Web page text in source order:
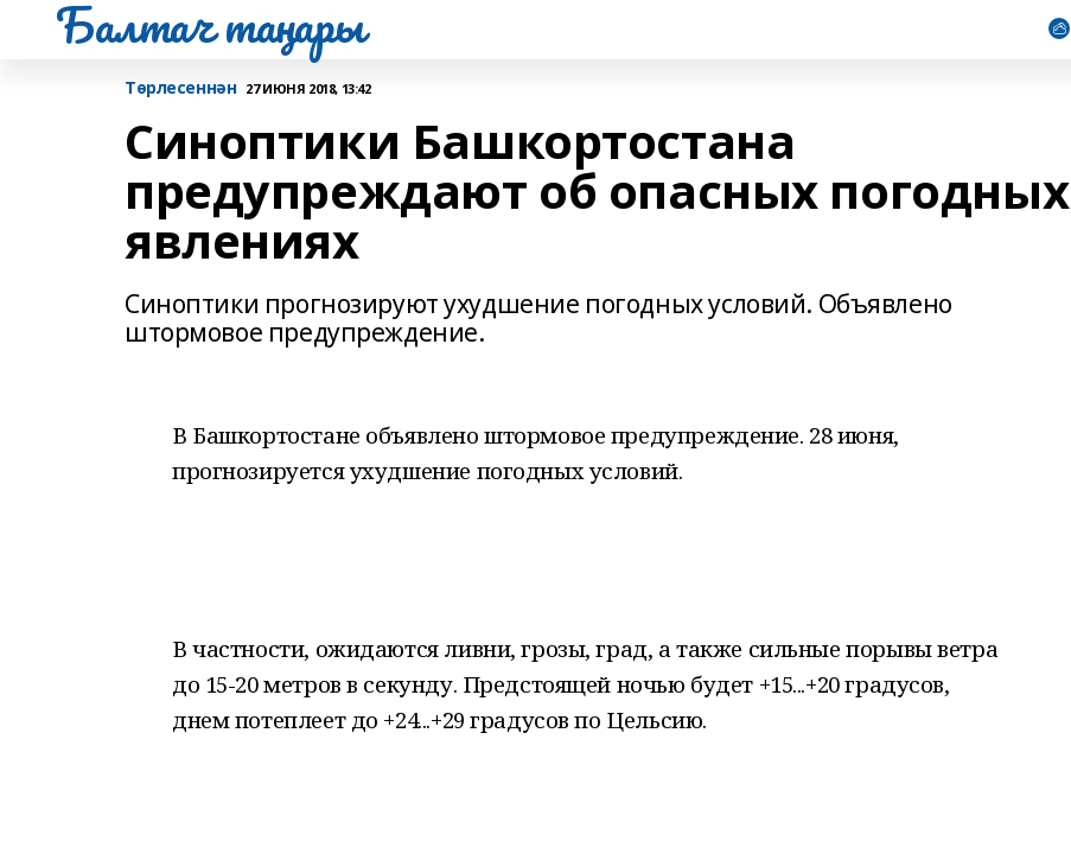
Балтач таңнары
Tөрлесеннән 27 ИЮНЯ 2018, 13:42
Синоптики Башкортостана
предупреждают об опасных погодных
явлениях
Синоптики прогнозируют ухудшение погодных условий. Объявлено
штормовое предупреждение.
В Башкортостане объявлено штормовое предупреждение. 28 июня,
прогнозируется ухудшение погодных условий.
В частности, ожидаются ливни, грозы, град, а также сильные порывы ветра
до 15-20 метров в секунду. Предстоящей ночью будет +15...+20 градусов,
днем потеплеет до +24...+29 градусов по Цельсию.